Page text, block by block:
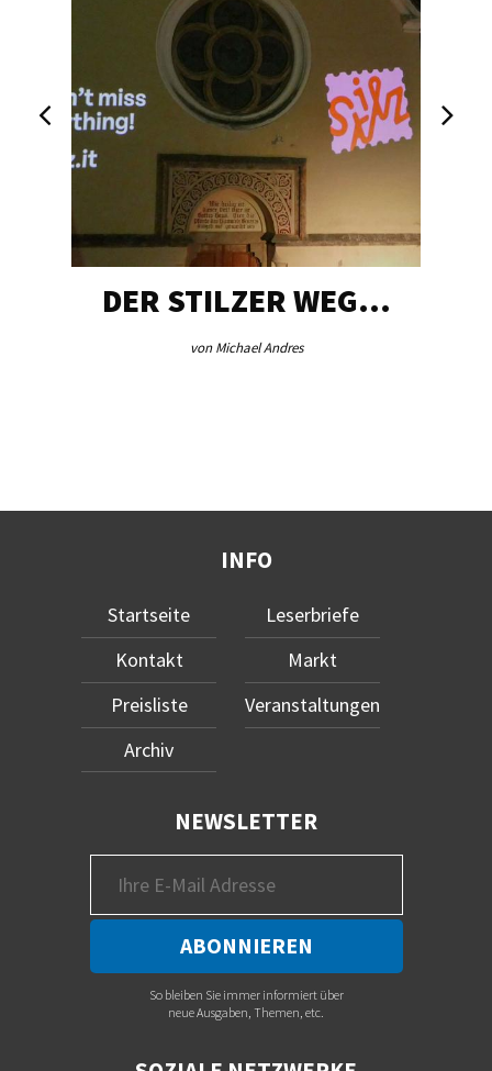
DER STILZER WEG…
von Michael Andres
INFO
Startseite
Kontakt
Preisliste
Archiv
Leserbriefe
Markt
Veranstaltungen
NEWSLETTER
So bleiben Sie immer informiert über
neue Ausgaben, Themen, etc.